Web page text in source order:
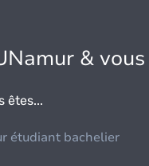
& vous
êtes...
étudiant bachelier